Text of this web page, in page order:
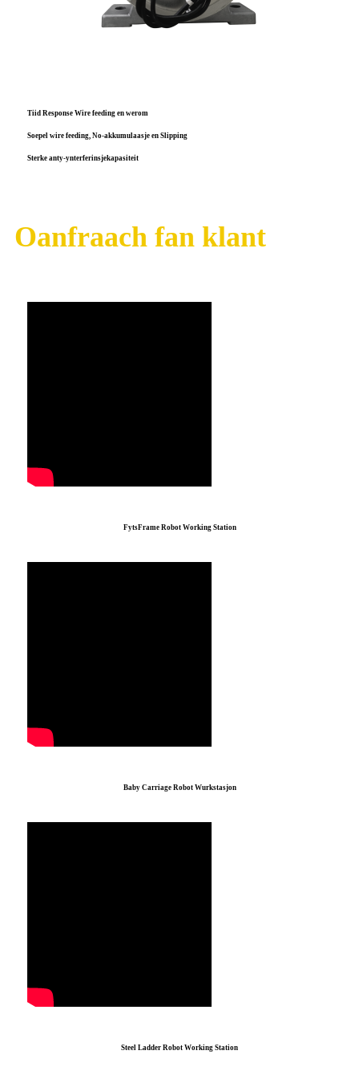
Tiid Response Wire feeding en werom
Soepel wire feeding, No-akkumulaasje en Slipping
Sterke anty-ynterferinsjekapasiteit
Oanfraach fan klant
FytsFrame Robot Working Station
Baby Carriage Robot Wurkstasjon
Steel Ladder Robot Working Station